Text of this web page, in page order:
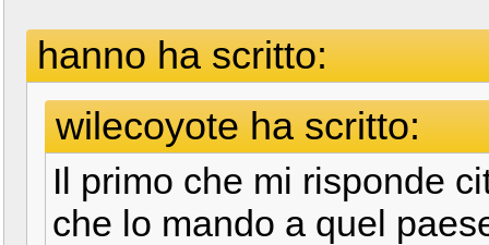
hanno ha scritto:
wilecoyote ha scritto:
Il primo che mi risponde
che lo mando a quel